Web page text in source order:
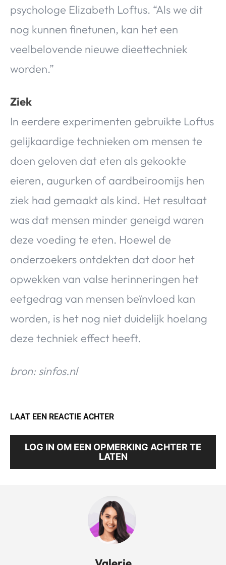
psychologe Elizabeth Loftus. “Als we dit
nog kunnen finetunen, kan het een
veelbelovende nieuwe dieettechniek
worden.”
Ziek
In eerdere experimenten gebruikte Loftus
gelijkaardige technieken om mensen te
doen geloven dat eten als gekookte
eieren, augurken of aardbeiroomijs hen
ziek had gemaakt als kind. Het resultaat
was dat mensen minder geneigd waren
deze voeding te eten. Hoewel de
onderzoekers ontdekten dat door het
opwekken van valse herinneringen het
eetgedrag van mensen beïnvloed kan
worden, is het nog niet duidelijk hoelang
deze techniek effect heeft.
bron: sinfos.nl
LAAT EEN REACTIE ACHTER
LOG IN OM EEN OPMERKING ACHTER TE
LATEN